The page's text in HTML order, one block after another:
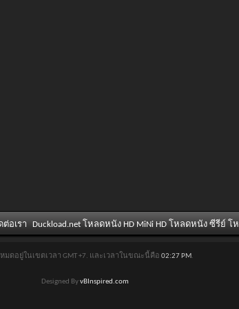
ต่อเรา Duckload.net โหลดหนัง HD MiNi HD โหลดหนัง ซีรีย์
หมดอยู่ในเขตเวลา GMT +7. และเวลาในขณะนี้คือ 02:27 PM.
Designed ByvBInspired.com